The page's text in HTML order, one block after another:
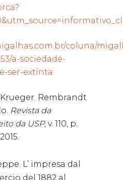
coluna/
a-sociedade-
ser-extinta
Rembrandt
Revista da
da USP, v. 110, p.
L’ impresa dal
del 1882 al